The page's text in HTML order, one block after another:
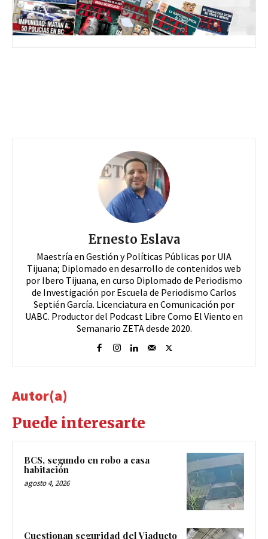
Ernesto Eslava
Maestría en Gestión y Políticas Públicas por UIA
Tijuana; Diplomado en desarrollo de contenidos web
por Ibero Tijuana, en curso Diplomado de Periodismo
de Investigación por Escuela de Periodismo Carlos
Septién García. Licenciatura en Comunicación por
UABC. Productor del Podcast Libre Como El Viento en
Semanario ZETA desde 2020.
Autor(a)
Puede interesarte
BCS, segundo en robo a casa
habitación
agosto 4, 2026
Cuestionan seguridad del Viaducto